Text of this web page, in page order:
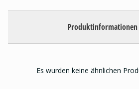
Produktinformationen
Es wurden keine ähnlichen